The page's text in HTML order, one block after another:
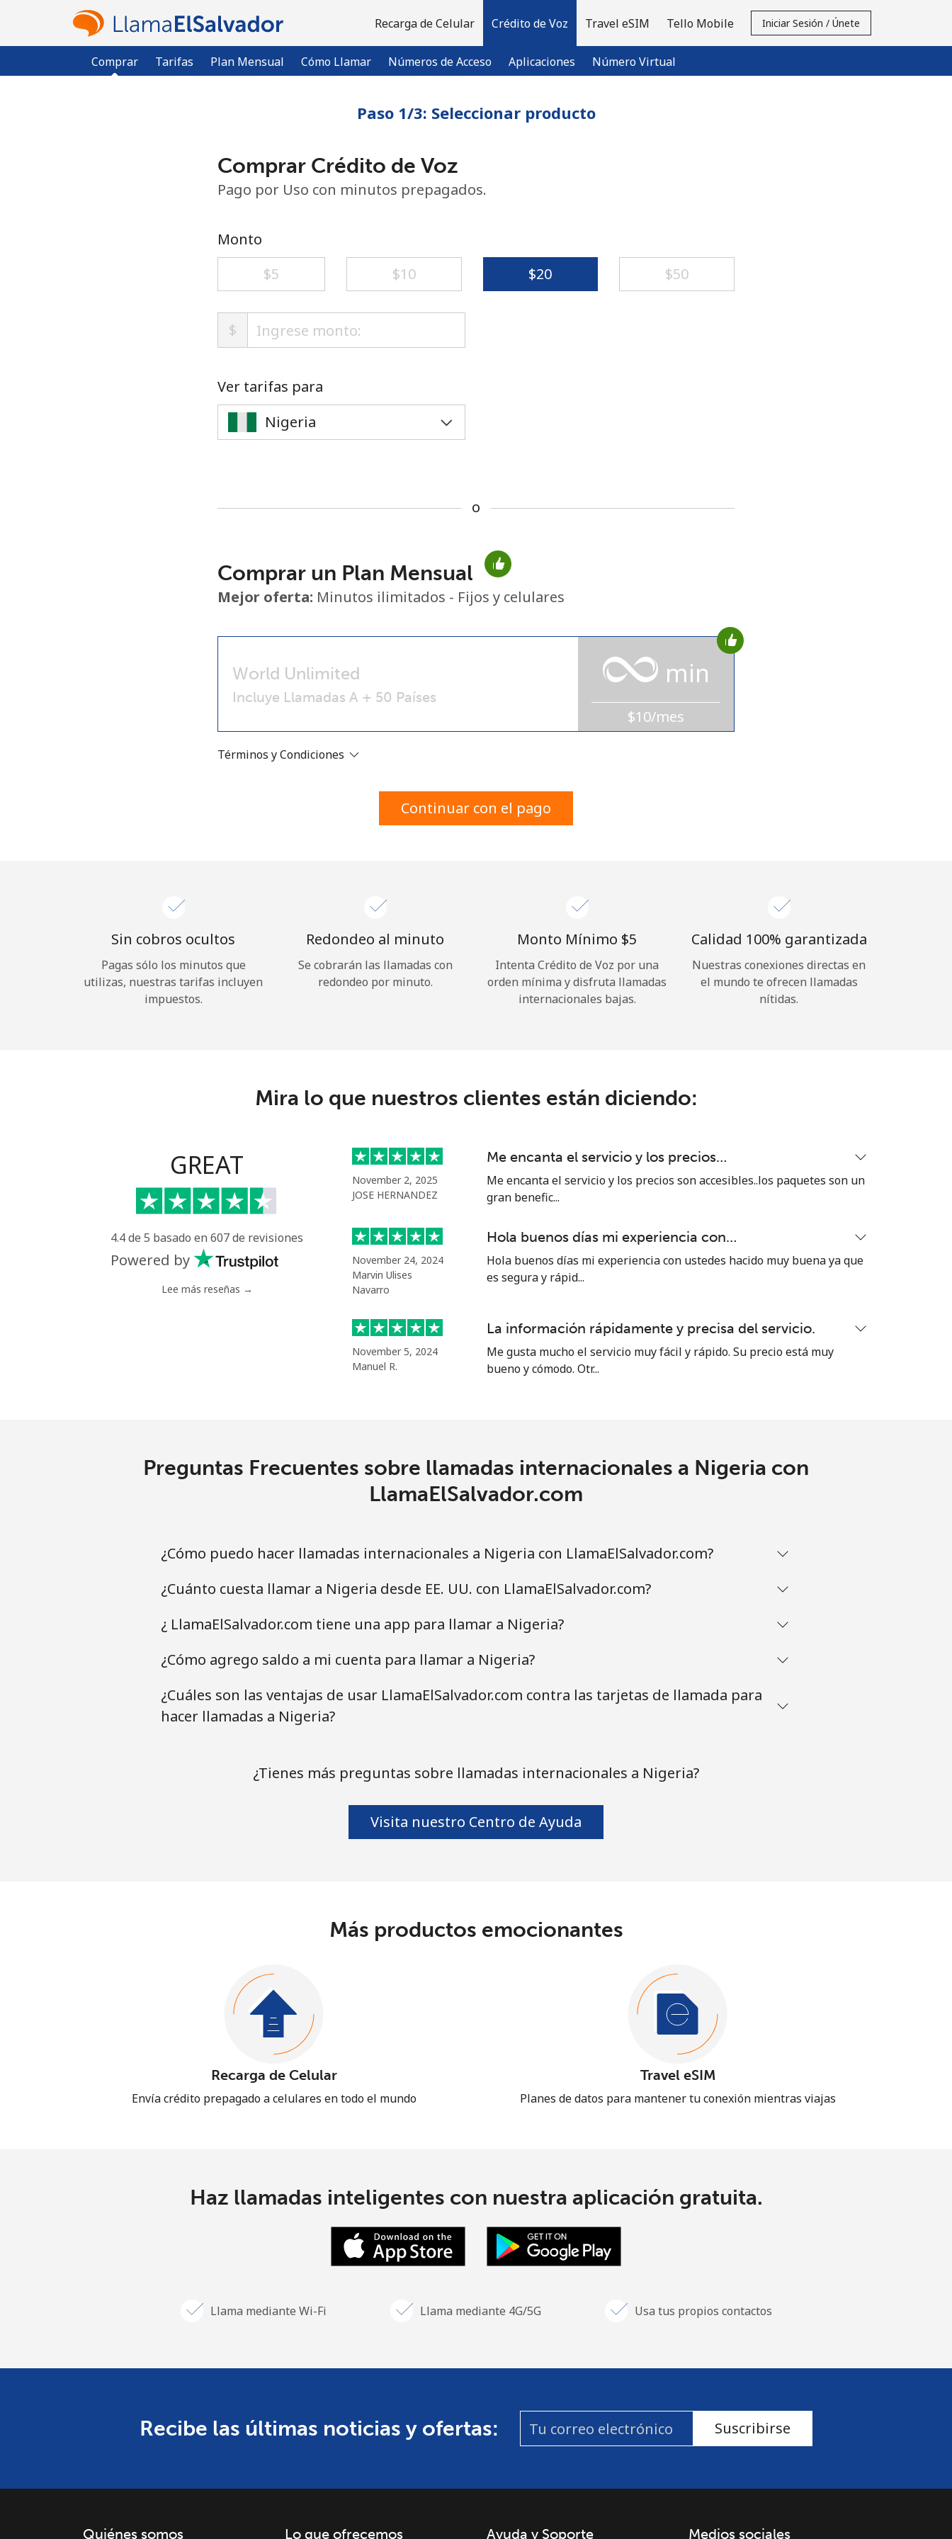
Recarga de Celular Crédito de Voz
Comprar Tarifas Plan Mensual Cómo Llamar Números de Acceso Aplicaciones Número Virtual
Travel eSIM Tello Mobile Iniciar Sesión / Únete
No se ha creado una contraseña
Mínimo 8 caracteres
Un número
Al abrir una cuenta en este sitio web, estoy de
¿Olvidaste tu contraseña? →
Iniciar Sesión
Paso 1/3: Seleccionar producto
Comprar Crédito de Voz
Pago por Uso con minutos prepagados.
Monto
⁦$5⁩
⁦$10⁩ ⁦$20⁩ ⁦$50⁩
$
Ver tarifas para
o
Comprar un Plan Mensual
Mejor oferta: Minutos ilimitados - Fijos y celulares
World Unlimited
Incluye Llamadas A + 50 Países
min
$10/mes
Términos y Condiciones
Continuar con el pago
Sin cobros ocultos
Pagas sólo los minutos que
utilizas, nuestras tarifas incluyen
impuestos.
Redondeo al minuto
Se cobrarán las llamadas con
redondeo por minuto.
Monto Mínimo ⁦$5⁩
Intenta Crédito de Voz por una
orden mínima y disfruta llamadas
internacionales bajas.
Calidad 100% garantizada
Nuestras conexiones directas en
el mundo te ofrecen llamadas
nítidas.
Mira lo que nuestros clientes están diciendo:
GREAT
4.4 de 5 basado en 607 de revisiones
Powered by
Lee más reseñas →
November 2, 2025
JOSE HERNANDEZ
Me encanta el servicio y los precios…
Me encanta el servicio y los precios son accesibles..los paquetes son un
gran benefic...
November 24, 2024
Marvin Ulises
Navarro
Hola buenos días mi experiencia con…
Hola buenos días mi experiencia con ustedes hacido muy buena ya que
es segura y rápid...
November 5, 2024
Manuel R.
La información rápidamente y precisa del servicio.
Me gusta mucho el servicio muy fácil y rápido. Su precio está muy
bueno y cómodo. Otr...
Preguntas Frecuentes sobre llamadas internacionales a Nigeria con
LlamaElSalvador.com
¿Cómo puedo hacer llamadas internacionales a Nigeria con LlamaElSalvador.com?
¿Cuánto cuesta llamar a Nigeria desde EE. UU. con LlamaElSalvador.com?
¿ LlamaElSalvador.com tiene una app para llamar a Nigeria?
¿Cómo agrego saldo a mi cuenta para llamar a Nigeria?
¿Cuáles son las ventajas de usar LlamaElSalvador.com contra las tarjetas de llamada para
hacer llamadas a Nigeria?
¿Tienes más preguntas sobre llamadas internacionales a Nigeria?
Visita nuestro Centro de Ayuda
Más productos emocionantes
Recarga de Celular
Envía crédito prepagado a celulares en todo el mundo
Travel eSIM
Planes de datos para mantener tu conexión mientras viajas
Haz llamadas inteligentes con nuestra aplicación gratuita.
Llama mediante Wi-Fi Llama mediante 4G/5G Usa tus propios contactos
Recibe las últimas noticias y ofertas: Suscribirse
Quiénes somos Lo que ofrecemos Ayuda y Soporte Medios sociales